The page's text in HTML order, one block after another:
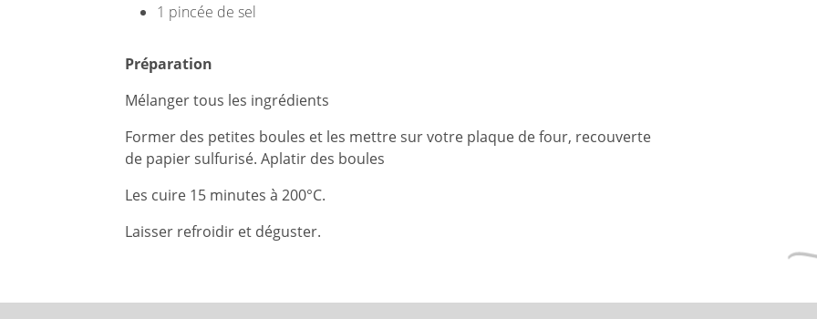
1 pincée de sel
Préparation
Mélanger tous les ingrédients
Former des petites boules et les mettre sur votre plaque de four, recouverte
de papier sulfurisé.Aplatir des boules
Les cuire 15 minutes à 200°C.
Laisser refroidir et déguster.